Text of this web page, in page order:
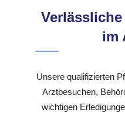
im
Unsere qualifizierten
Arztbesuchen,
wichtigen